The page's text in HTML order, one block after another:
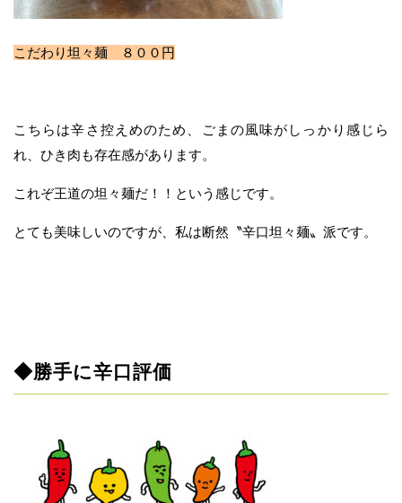
こだわり坦々麺 ８００円
こちらは辛さ控えめのため、ごまの風味がしっかり感じら
れ、ひき肉も存在感があります。
これぞ王道の坦々麺だ！！という感じです。
とても美味しいのですが、私は断然〝辛口坦々麺〟派です。
◆勝手に辛口評価